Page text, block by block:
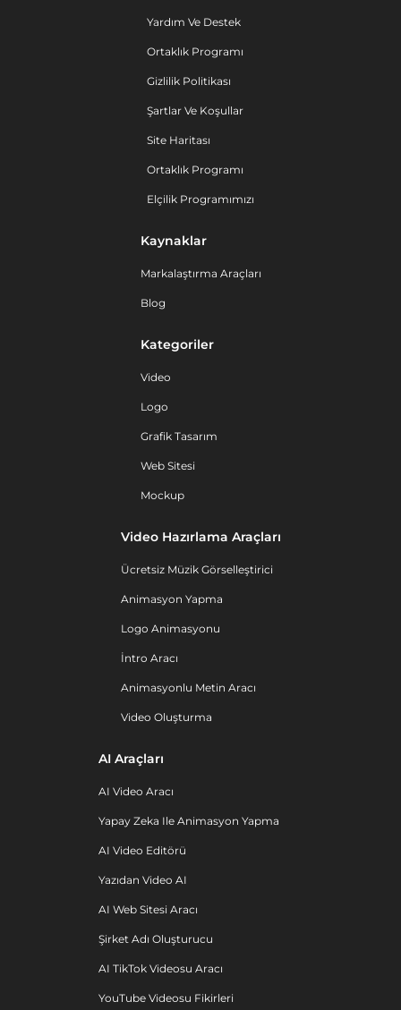
Yardım Ve Destek
Ortaklık Programı
Gizlilik Politikası
Şartlar Ve Koşullar
Site Haritası
Ortaklık Programı
Elçilik Programımızı
Kaynaklar
Markalaştırma Araçları
Blog
Kategoriler
Video
Logo
Grafik Tasarım
Web Sitesi
Mockup
Video Hazırlama Araçları
Ücretsiz Müzik Görselleştirici
Animasyon Yapma
Logo Animasyonu
İntro Aracı
Animasyonlu Metin Aracı
Video Oluşturma
AI Araçları
AI Video Aracı
Yapay Zeka Ile Animasyon Yapma
AI Video Editörü
Yazıdan Video AI
AI Web Sitesi Aracı
Şirket Adı Oluşturucu
AI TikTok Videosu Aracı
YouTube Videosu Fikirleri